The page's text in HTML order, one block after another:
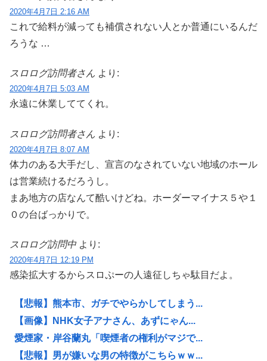
2020年4月7日 2:16 AM
これで給料が減っても補償されない人とか普通にいるんだ
ろうな …
スロログ訪問者さん より:
2020年4月7日 5:03 AM
永遠に休業しててくれ。
スロログ訪問者さん より:
2020年4月7日 8:07 AM
体力のある大手だし、宣言のなされていない地域のホール
は営業続けるだろうし。
まあ地方の店なんて酷いけどね。ホーダーマイナス５や１
０の台ばっかりで。
スロログ訪問中 より:
2020年4月7日 12:19 PM
感染拡大するからスロぷーの人遠征しちゃ駄目だよ。
【悲報】熊本市、ガチでやらかしてしまう...
【画像】NHK女子アナさん、あずにゃん...
愛煙家・岸谷蘭丸「喫煙者の権利がマジで...
【悲報】男が嫌いな男の特徴がこちらｗｗ...